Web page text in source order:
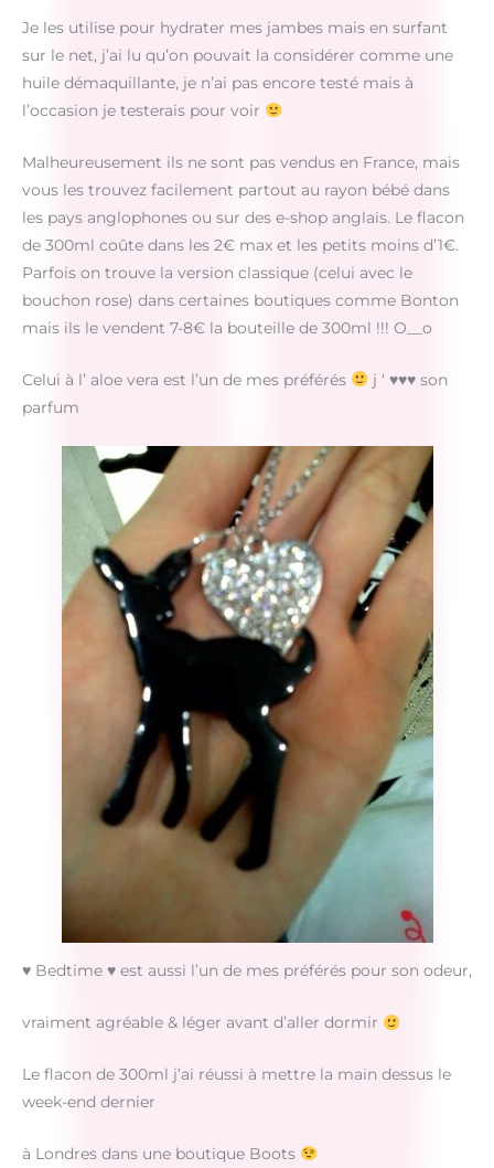
Je les utilise pour hydrater mes jambes mais en surfant
sur le net, j’ai lu qu’on pouvait la considérer comme une
huile démaquillante, je n’ai pas encore testé mais à
l’occasion je testerais pour voir
Malheureusement ils ne sont pas vendus en France, mais
vous les trouvez facilement partout au rayon bébé dans
les pays anglophones ou sur des e-shop anglais. Le flacon
de 300ml coûte dans les 2€ max et les petits moins d’1€.
Parfois on trouve la version classique (celui avec le
bouchon rose) dans certaines boutiques comme Bonton
mais ils le vendent 7-8€ la bouteille de 300ml !!! O__o
Celui à l’ aloe vera est l’un de mes préférés j ‘ ♥♥♥son
parfum
♥ Bedtime ♥ est aussi l’un de mes préférés pour son odeur,
vraiment agréable & léger avant d’aller dormir
Le flacon de 300ml j’ai réussi à mettre la main dessus le
week-end dernier
à Londres dans une boutique Boots